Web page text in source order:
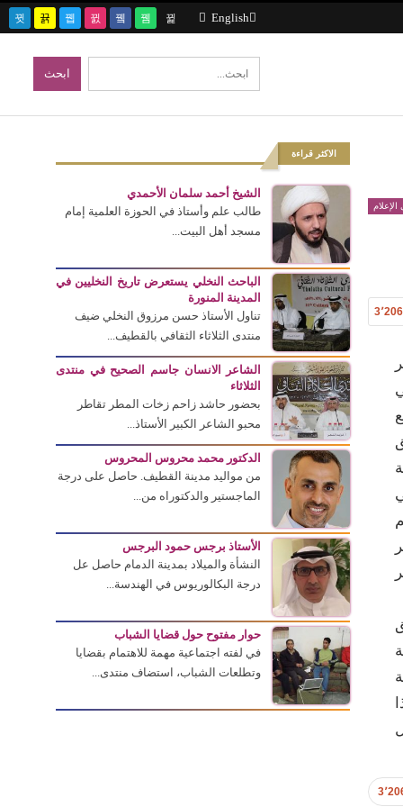
English
3٬206
الاكثر قراءة
الشيخ أحمد سلمان الأحمدي
طالب علم وأستاذ في الحوزة العلمية إمام
مسجد أهل البيت...
الباحث النخلي يستعرض تاريخ النخليين في
المدينة المنورة
تناول الأستاذ حسن مرزوق النخلي ضيف
منتدى الثلاثاء الثقافي بالقطيف...
الشاعر الانسان جاسم الصحيح في منتدى
الثلاثاء
بحضور حاشد زاحم زخات المطر تقاطر
محبو الشاعر الكبير الأستاذ...
الدكتور محمد محروس المحروس
من مواليد مدينة القطيف. حاصل على درجة
الماجستير والدكتوراه من...
الأستاذ برجس حمود البرجس
النشأة والميلاد بمدينة الدمام حاصل عل
درجة البكالوريوس في الهندسة...
حوار مفتوح حول قضايا الشباب
في لفته اجتماعية مهمة للاهتمام بقضايا
وتطلعات الشباب، استضاف منتدى...